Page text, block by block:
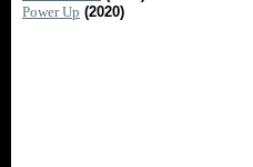
Power Up (2020)